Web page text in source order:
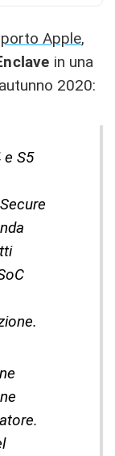
Apple,
in una
2020:
e S5